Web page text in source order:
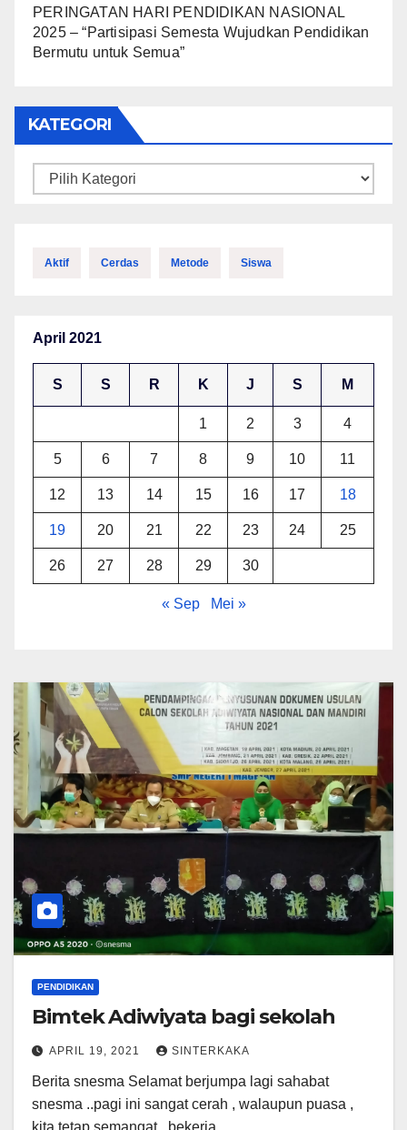
PERINGATAN HARI PENDIDIKAN NASIONAL
2025 – “Partisipasi Semesta Wujudkan Pendidikan
Bermutu untuk Semua”
KATEGORI
Kategori
Aktif Cerdas Metode Siswa
April 2021
S S R K J S M
1 2 3 4
5 6 7 8 9 10 11
12 13 14 15 16 17 18
19 20 21 22 23 24 25
26 27 28 29 30
« Sep Mei »
PENDIDIKAN
Bimtek Adiwiyata bagi sekolah
APRIL 19, 2021 SINTERKAKA
Berita snesma Selamat berjumpa lagi sahabat
snesma ..pagi ini sangat cerah , walaupun puasa ,
kita tetap semangat , bekerja…